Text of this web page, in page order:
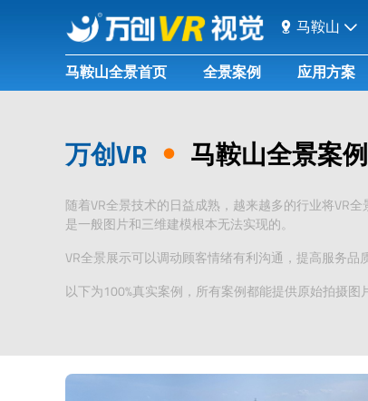
马鞍山
马鞍山全景首页 全景案例 应用方案
万创VR 马鞍山全景案例
随着VR全景技术的日益成熟，越来越多的行业将VR
是一般图片和三维建模根本无法实现的。
VR全景展示可以调动顾客情绪有利沟通，提高服务
以下为100%真实案例，所有案例都能提供原始拍摄图片